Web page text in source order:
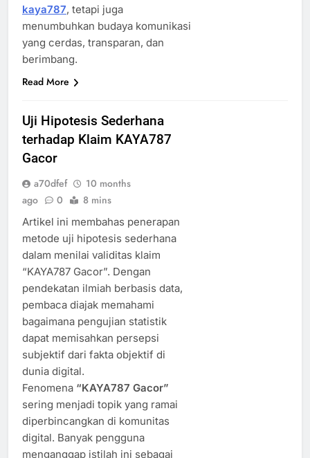
kaya787, tetapi juga
menumbuhkan budaya komunikasi
yang cerdas, transparan, dan
berimbang.
Read More
Uji Hipotesis Sederhana
terhadap Klaim KAYA787
Gacor
a70dfef
10 months
ago
0 8 mins
Artikel ini membahas penerapan
metode uji hipotesis sederhana
dalam menilai validitas klaim
“KAYA787 Gacor”. Dengan
pendekatan ilmiah berbasis data,
pembaca diajak memahami
bagaimana pengujian statistik
dapat memisahkan persepsi
subjektif dari fakta objektif di
dunia digital.
Fenomena “KAYA787 Gacor”
sering menjadi topik yang ramai
diperbincangkan di komunitas
digital. Banyak pengguna
menganggap istilah ini sebagai